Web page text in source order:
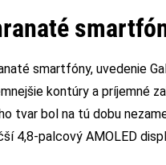
smartfóny, uvedenie
kontúry a príjemné
tvar bol na tú dobu
4,8-palcový AMOLED